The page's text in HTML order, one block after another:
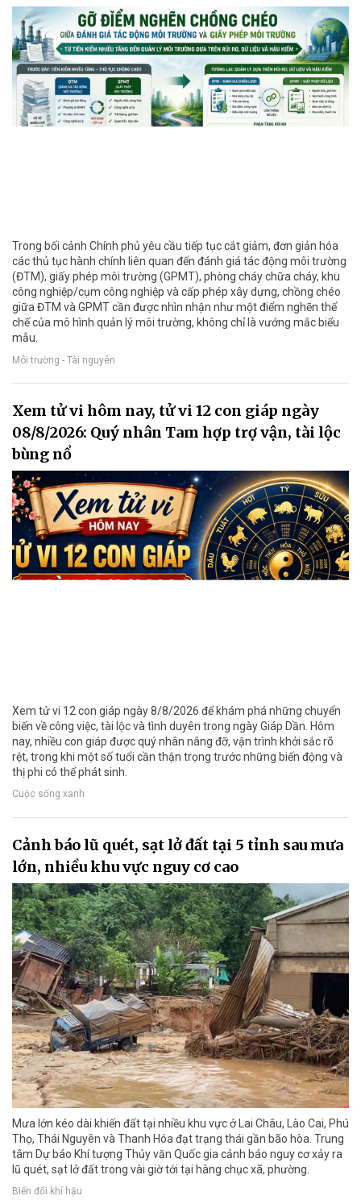
Trong bối cảnh Chính phủ yêu cầu tiếp tục cắt giảm, đơn giản hóa
các thủ tục hành chính liên quan đến đánh giá tác động môi trường
(ĐTM), giấy phép môi trường (GPMT), phòng cháy chữa cháy, khu
công nghiệp/cụm công nghiệp và cấp phép xây dựng, chồng chéo
giữa ĐTM và GPMT cần được nhìn nhận như một điểm nghẽn thể
chế của mô hình quản lý môi trường, không chỉ là vướng mắc biểu
mẫu.
Môi trường - Tài nguyên
Xem tử vi hôm nay, tử vi 12 con giáp ngày
08/8/2026: Quý nhân Tam hợp trợ vận, tài lộc
bùng nổ
Xem tử vi 12 con giáp ngày 8/8/2026 để khám phá những chuyển
biến về công việc, tài lộc và tình duyên trong ngày Giáp Dần. Hôm
nay, nhiều con giáp được quý nhân nâng đỡ, vận trình khởi sắc rõ
rệt, trong khi một số tuổi cần thận trọng trước những biến động và
thị phi có thể phát sinh.
Cuộc sống xanh
Cảnh báo lũ quét, sạt lở đất tại 5 tỉnh sau mưa
lớn, nhiều khu vực nguy cơ cao
Mưa lớn kéo dài khiến đất tại nhiều khu vực ở Lai Châu, Lào Cai, Phú
Thọ, Thái Nguyên và Thanh Hóa đạt trạng thái gần bão hòa. Trung
tâm Dự báo Khí tượng Thủy văn Quốc gia cảnh báo nguy cơ xảy ra
lũ quét, sạt lở đất trong vài giờ tới tại hàng chục xã, phường.
Biến đổi khí hậu